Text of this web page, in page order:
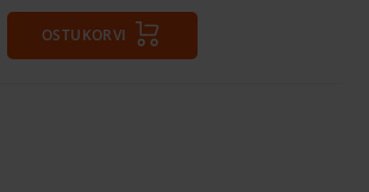
OSTUKORVI